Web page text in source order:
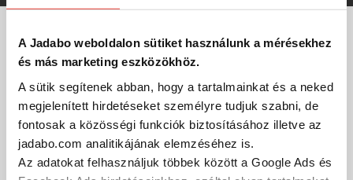
A Jadabo weboldalon sütiket használunk a mérésekhez
és más marketing eszközökhöz.
A sütik segítenek abban, hogy a tartalmainkat és a neked
megjelenített hirdetéseket személyre tudjuk szabni, de
fontosak a közösségi funkciók biztosításához illetve az
jadabo.com analitikájának elemzéséhez is.
Az adatokat felhasználjuk többek között a Google Ads és
MÁRKÁINK